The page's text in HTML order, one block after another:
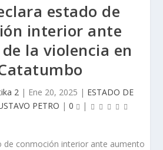
estado de
interior ante
la violencia en
2| Ene 20, 2025 | ESTADO DE
PETRO | 0 |